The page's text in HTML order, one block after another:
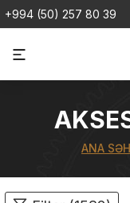
+994 (50) 257 80 39
ANA